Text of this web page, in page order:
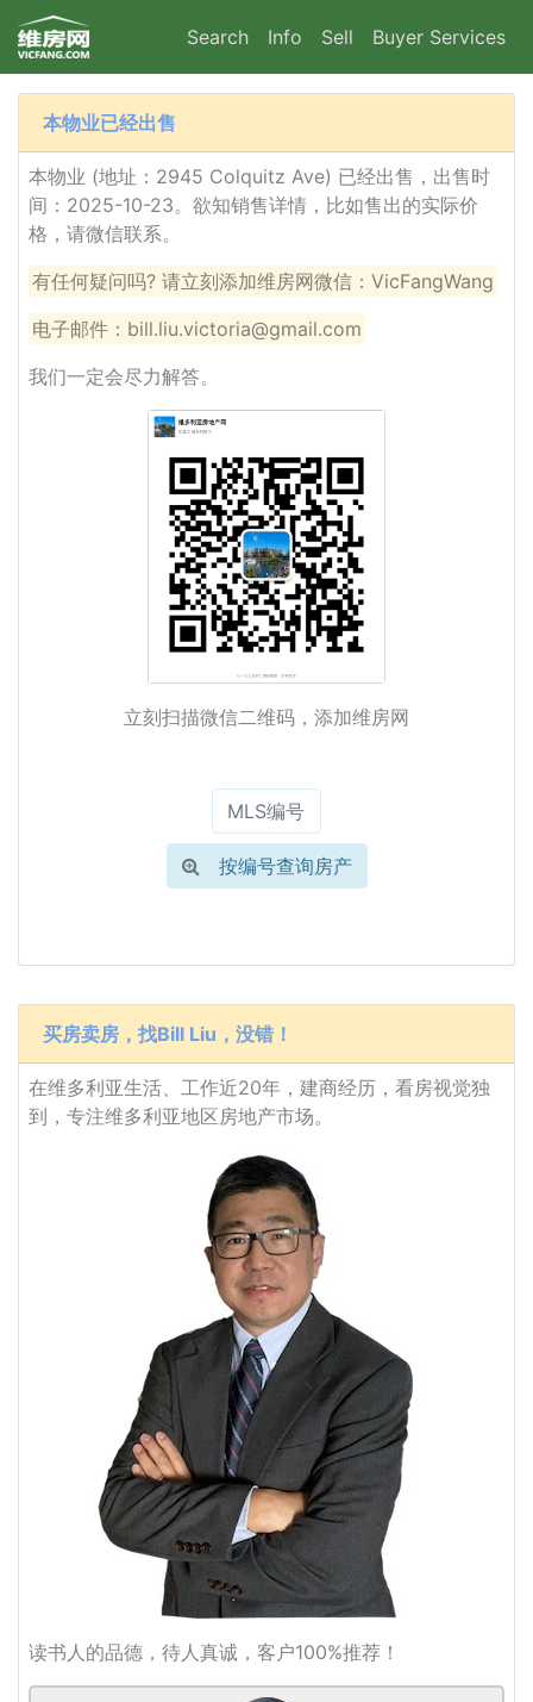
Search Info Sell Buyer Services
本物业已经出售
本物业 (地址：2945 Colquitz Ave) 已经出售，出售时
间：2025-10-23。欲知销售详情，比如售出的实际价
格，请微信联系。
有任何疑问吗? 请立刻添加维房网微信：VicFangWang
电子邮件：bill.liu.victoria@gmail.com
我们一定会尽力解答。
立刻扫描微信二维码，添加维房网
按编号查询房产
买房卖房，找Bill Liu，没错！
在维多利亚生活、工作近20年，建商经历，看房视觉独
到，专注维多利亚地区房地产市场。
读书人的品德，待人真诚，客户100%推荐！